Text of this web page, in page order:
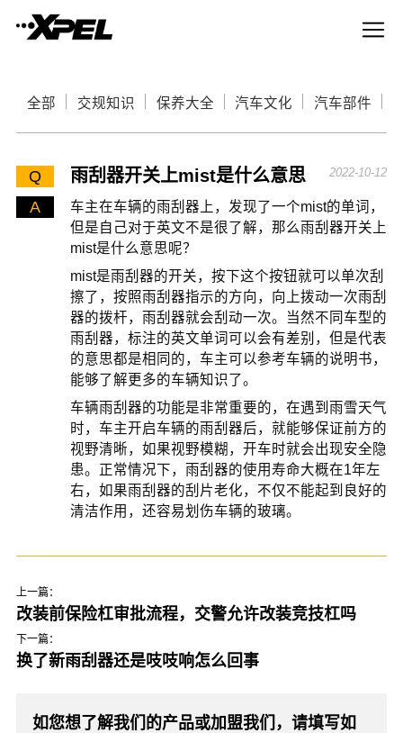
全部 交规知识 保养大全 汽车文化 汽车部件
Q 雨刮器开关上mist是什么意思 2022-10-12
A
车主在车辆的雨刮器上，发现了一个mist的单词，
但是自己对于英文不是很了解，那么雨刮器开关上
mist是什么意思呢？
mist是雨刮器的开关，按下这个按钮就可以单次刮
擦了，按照雨刮器指示的方向，向上拨动一次雨刮
器的拨杆，雨刮器就会刮动一次。当然不同车型的
雨刮器，标注的英文单词可以会有差别，但是代表
的意思都是相同的，车主可以参考车辆的说明书，
能够了解更多的车辆知识了。
车辆雨刮器的功能是非常重要的，在遇到雨雪天气
时，车主开启车辆的雨刮器后，就能够保证前方的
视野清晰，如果视野模糊，开车时就会出现安全隐
患。正常情况下，雨刮器的使用寿命大概在1年左
右，如果雨刮器的刮片老化，不仅不能起到良好的
清洁作用，还容易划伤车辆的玻璃。
上一篇：
改装前保险杠审批流程，交警允许改装竞技杠吗
下一篇：
换了新雨刮器还是吱吱响怎么回事
如您想了解我们的产品或加盟我们，请填写如